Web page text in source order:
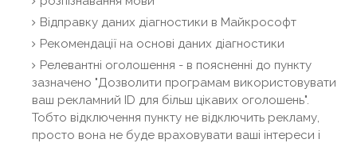
Відправку даних діагностики в Майкрософт
Рекомендації на основі даних діагностики
Релевантні оголошення - в поясненні до пункту
зазначено "Дозволити програмам використовувати
ваш рекламний ID для більш цікавих оголошень".
Тобто відключення пункту не відключить рекламу,
просто вона не буде враховувати ваші інтереси і